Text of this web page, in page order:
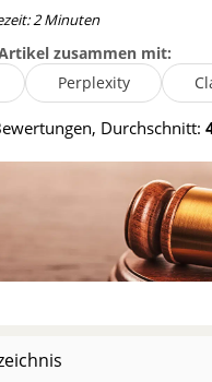
2 Minuten
zusammen mit:
Perplexity
Durchschnitt: